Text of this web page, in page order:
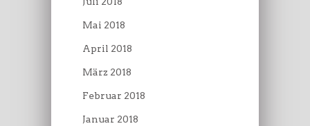
Mai 2018
April 2018
März 2018
Februar 2018
Januar 2018